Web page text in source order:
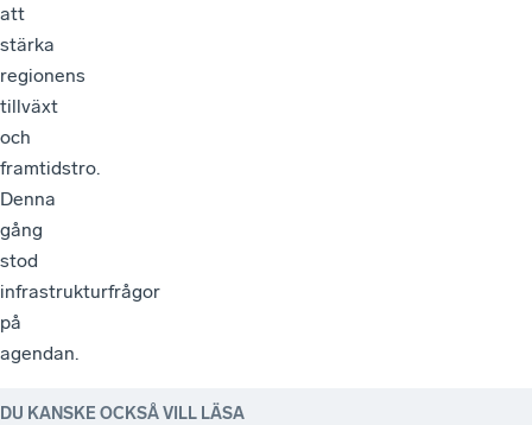
att
stärka
regionens
tillväxt
och
framtidstro.
Denna
gång
stod
infrastrukturfrågor
på
agendan.
DU KANSKE OCKSÅ VILL LÄSA